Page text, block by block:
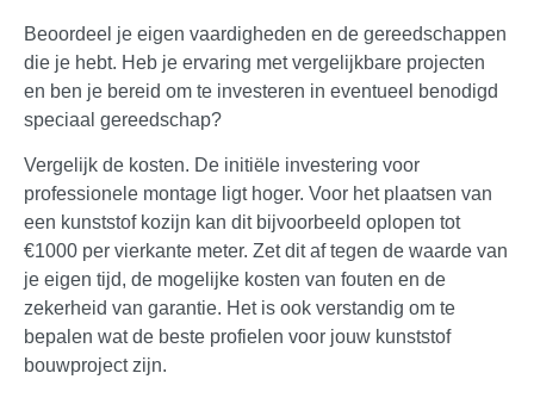
Beoordeel je eigen vaardigheden en de gereedschappen
die je hebt. Heb je ervaring met vergelijkbare projecten
en ben je bereid om te investeren in eventueel benodigd
speciaal gereedschap?
Vergelijk de kosten. De initiële investering voor
professionele montage ligt hoger. Voor het plaatsen van
een kunststof kozijn kan dit bijvoorbeeld oplopen tot
€1000 per vierkante meter. Zet dit af tegen de waarde van
je eigen tijd, de mogelijke kosten van fouten en de
zekerheid van garantie. Het is ook verstandig om te
bepalen wat de beste profielen voor jouw kunststof
bouwproject zijn.